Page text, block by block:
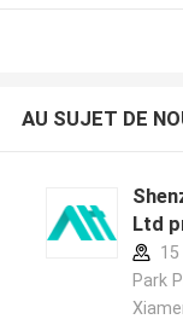
AU SUJET DE
Ltd
Park